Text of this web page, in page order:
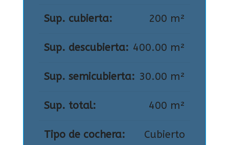
Sup. cubierta: 200 m²
Sup. descubierta: 400.00 m²
Sup. semicubierta: 30.00 m²
Sup. total: 400 m²
Tipo de cochera: Cubierto